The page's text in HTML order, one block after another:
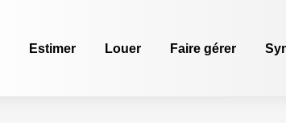
Estimer Louer Faire gérer